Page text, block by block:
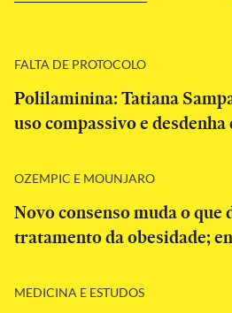
FALTA DE PROTOCOLO
Polilaminina: Tatiana
uso compassivo e
OZEMPIC E MOUNJARO
Novo consenso muda o que
tratamento da obesidade;
MEDICINA E ESTUDOS